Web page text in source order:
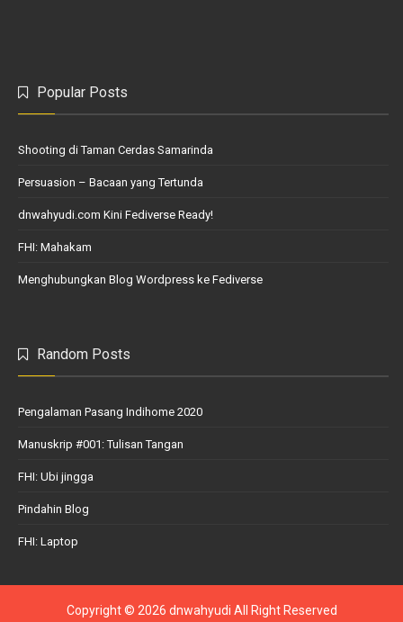
Popular Posts
Shooting di Taman Cerdas Samarinda
Persuasion – Bacaan yang Tertunda
dnwahyudi.com Kini Fediverse Ready!
FHI: Mahakam
Menghubungkan Blog Wordpress ke Fediverse
Random Posts
Pengalaman Pasang Indihome 2020
Manuskrip #001: Tulisan Tangan
FHI: Ubi jingga
Pindahin Blog
FHI: Laptop
Copyright © 2026 dnwahyudi All Right Reserved